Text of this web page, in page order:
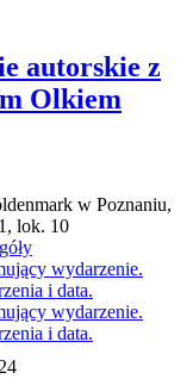
autorskie z
Olkiem
w Poznaniu,
lok. 10